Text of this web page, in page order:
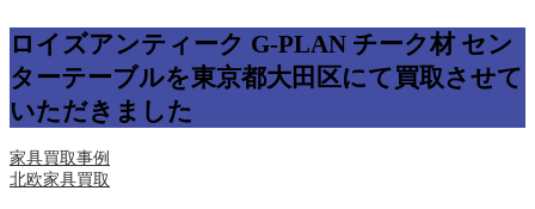
ロイズアンティーク G-PLAN チーク材 セン
ターテーブルを東京都大田区にて買取させて
いただきました
家具買取事例
北欧家具買取